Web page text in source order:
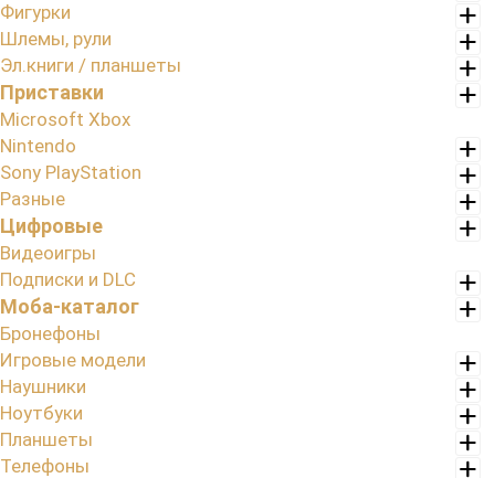
Фигурки
Шлемы, рули
Эл.книги / планшеты
Приставки
Microsoft Xbox
Nintendo
Sony PlayStation
Разные
Цифровые
Видеоигры
Подписки и DLC
Моба-каталог
Бронефоны
Игровые модели
Наушники
Ноутбуки
Планшеты
Телефоны